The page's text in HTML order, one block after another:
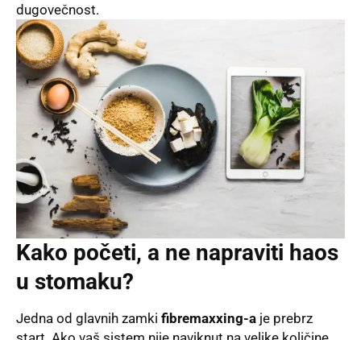
dugovečnost.
Kako početi, a ne napraviti haos
u stomaku?
Jedna od glavnih zamki fibremaxxing-a je prebrz